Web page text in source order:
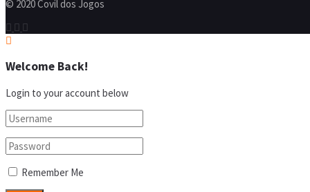
© 2020 Covil dos Jogos
Welcome Back!
Login to your account below
Remember Me